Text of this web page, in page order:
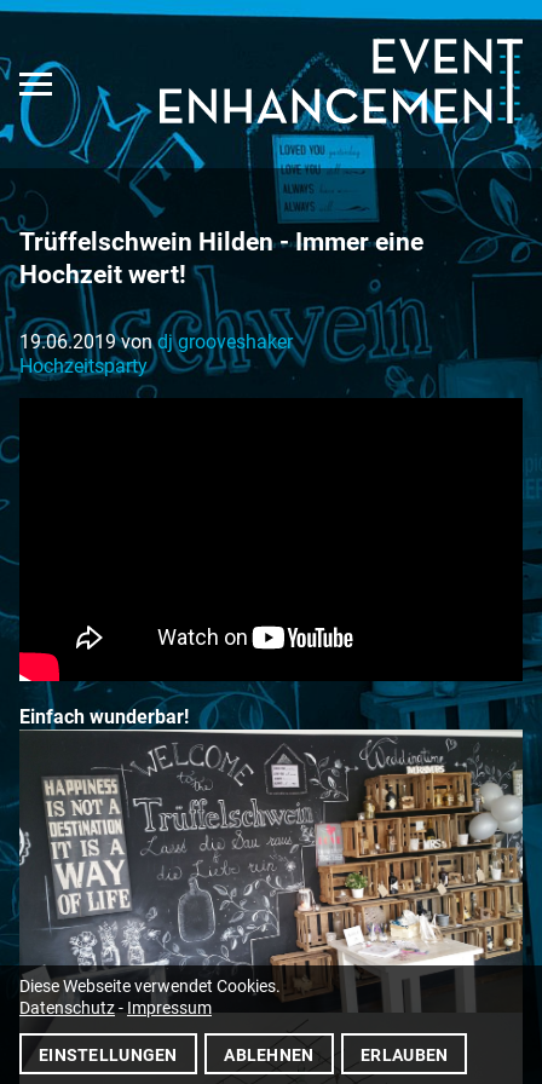
Trüffelschwein Hilden - Immer eine
Hochzeit wert!
19.06.2019 vondj grooveshaker
Hochzeitsparty
Einfach wunderbar!
Diese Webseite verwendet Cookies.
Datenschutz- Impressum
EINSTELLUNGEN ABLEHNEN ERLAUBEN